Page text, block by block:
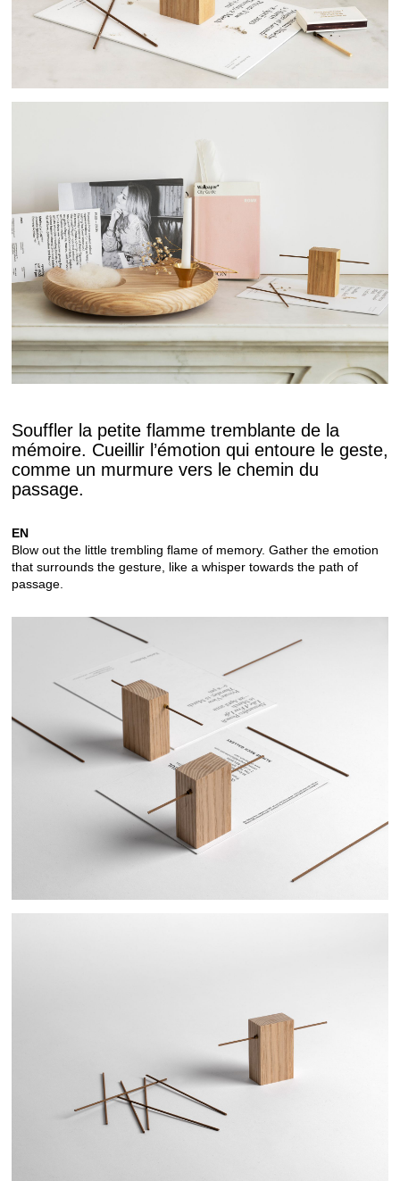
Souffler la petite flamme tremblante de la
mémoire. Cueillir l’émotion qui entoure le geste,
comme un murmure vers le chemin du
passage.
EN
Blow out the little trembling flame of memory. Gather the emotion
that surrounds the gesture, like a whisper towards the path of
passage.